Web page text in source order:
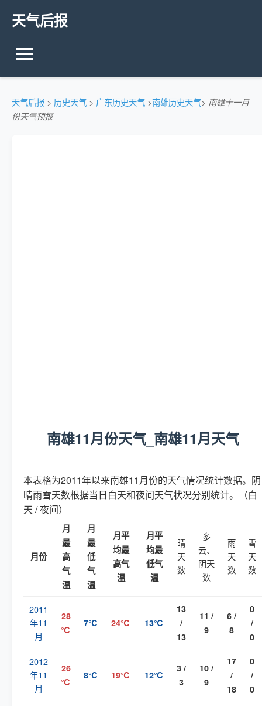
天气后报
天气后报 > 历史天气 > 广东历史天气 >南雄历史天气> 南雄十一月
份天气预报
南雄11月份天气_南雄11月天气
本表格为2011年以来南雄11月份的天气情况统计数据。阴
晴雨雪天数根据当日白天和夜间天气状况分别统计。（白
天 / 夜间）
月份
月
最
高
气
温
月
最
低
气
温
月平
均最
高气
温
月平
均最
低气
温
晴
天
数
多
云、
阴天
数
雨
天
数
雪
天
数
2011
年11
月
28
℃
7℃ 24℃ 13℃
13
/
13
11 /
9
6 /
8
0
/
0
2012
年11
月
26
℃
8℃ 19℃ 12℃
3 /
3
10 /
9
17
/
18
0
/
0